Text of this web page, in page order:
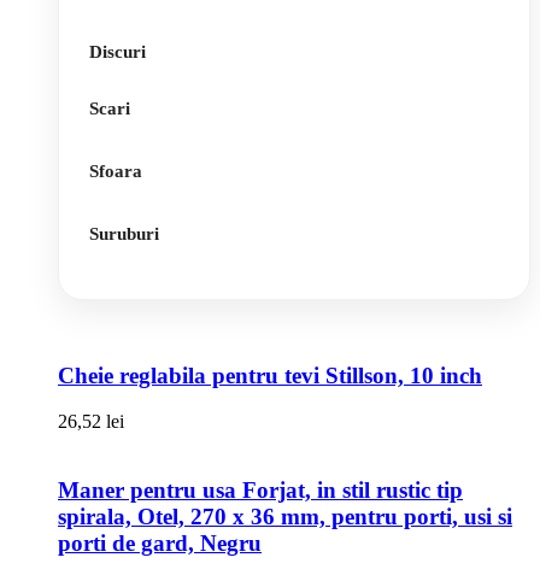
Discuri
Scari
Sfoara
Suruburi
Cheie reglabila pentru tevi Stillson, 10 inch
26,52 lei
Maner pentru usa Forjat, in stil rustic tip
spirala, Otel, 270 x 36 mm, pentru porti, usi si
porti de gard, Negru